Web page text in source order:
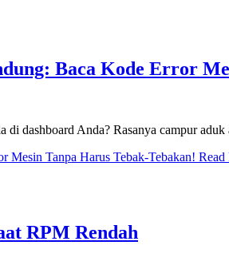
Baca Kode Error
dashboard Anda? Rasanya campur
Mesin Tanpa Harus Tebak-Tebakan! Read
RPM Rendah